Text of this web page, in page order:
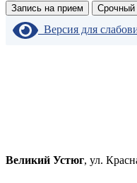
Запись на прием Срочный
Версия для
Великий Устюг, ул.